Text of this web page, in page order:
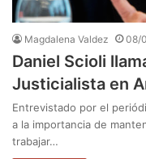
Magdalena Valdez 08/
Daniel Scioli
Justicialista en
Entrevistado por el
a la importancia de
trabajar…